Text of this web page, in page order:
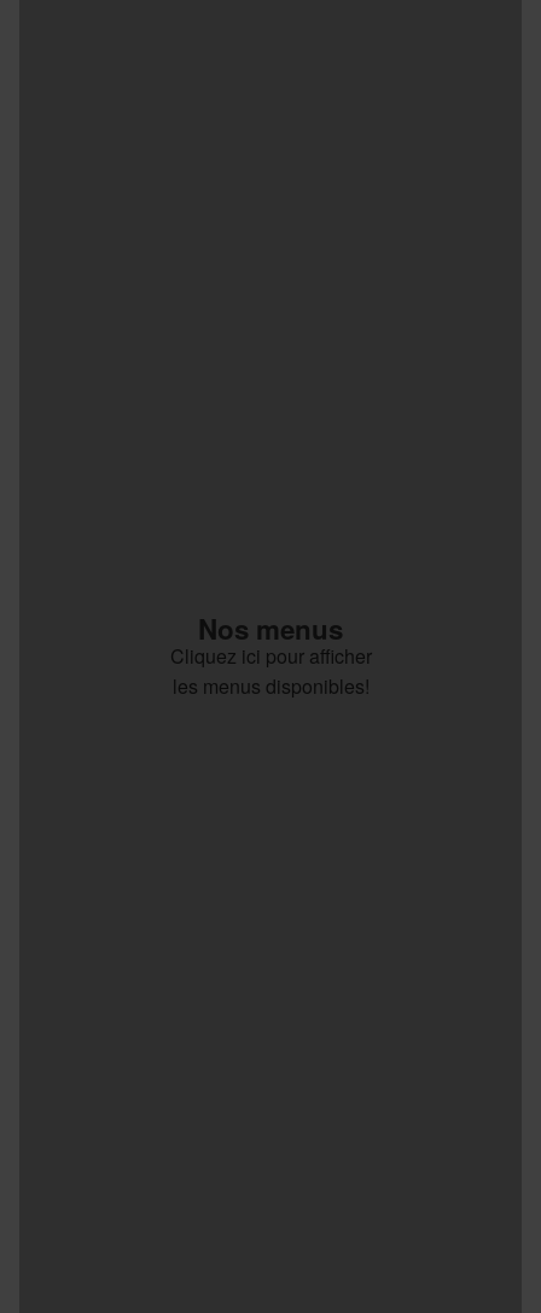
Nos menus
Cliquez ici pour afficher
les menus disponibles!